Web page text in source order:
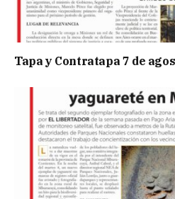
Tapa y Contratapa 7 de